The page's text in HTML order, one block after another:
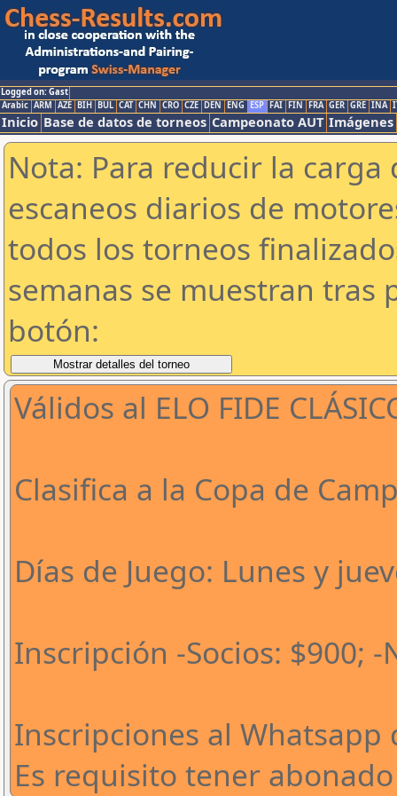
Logged on: Gast
Arabic ARM AZE BIH BUL CAT CHN CRO CZE DEN ENG ESP FAI FIN FRA GER GRE INA
Inicio Base de datos de torneos Campeonato AUT Imágenes
Nota: Para reducir la
escaneos diarios de
todos los torneos
semanas se muestran tras
botón:
Válidos al ELO FIDE
Clasifica a la Copa de
Días de Juego: Lunes y
Inscripción -Socios: $900; -
Inscripciones al Whatsapp
Es requisito tener abonado